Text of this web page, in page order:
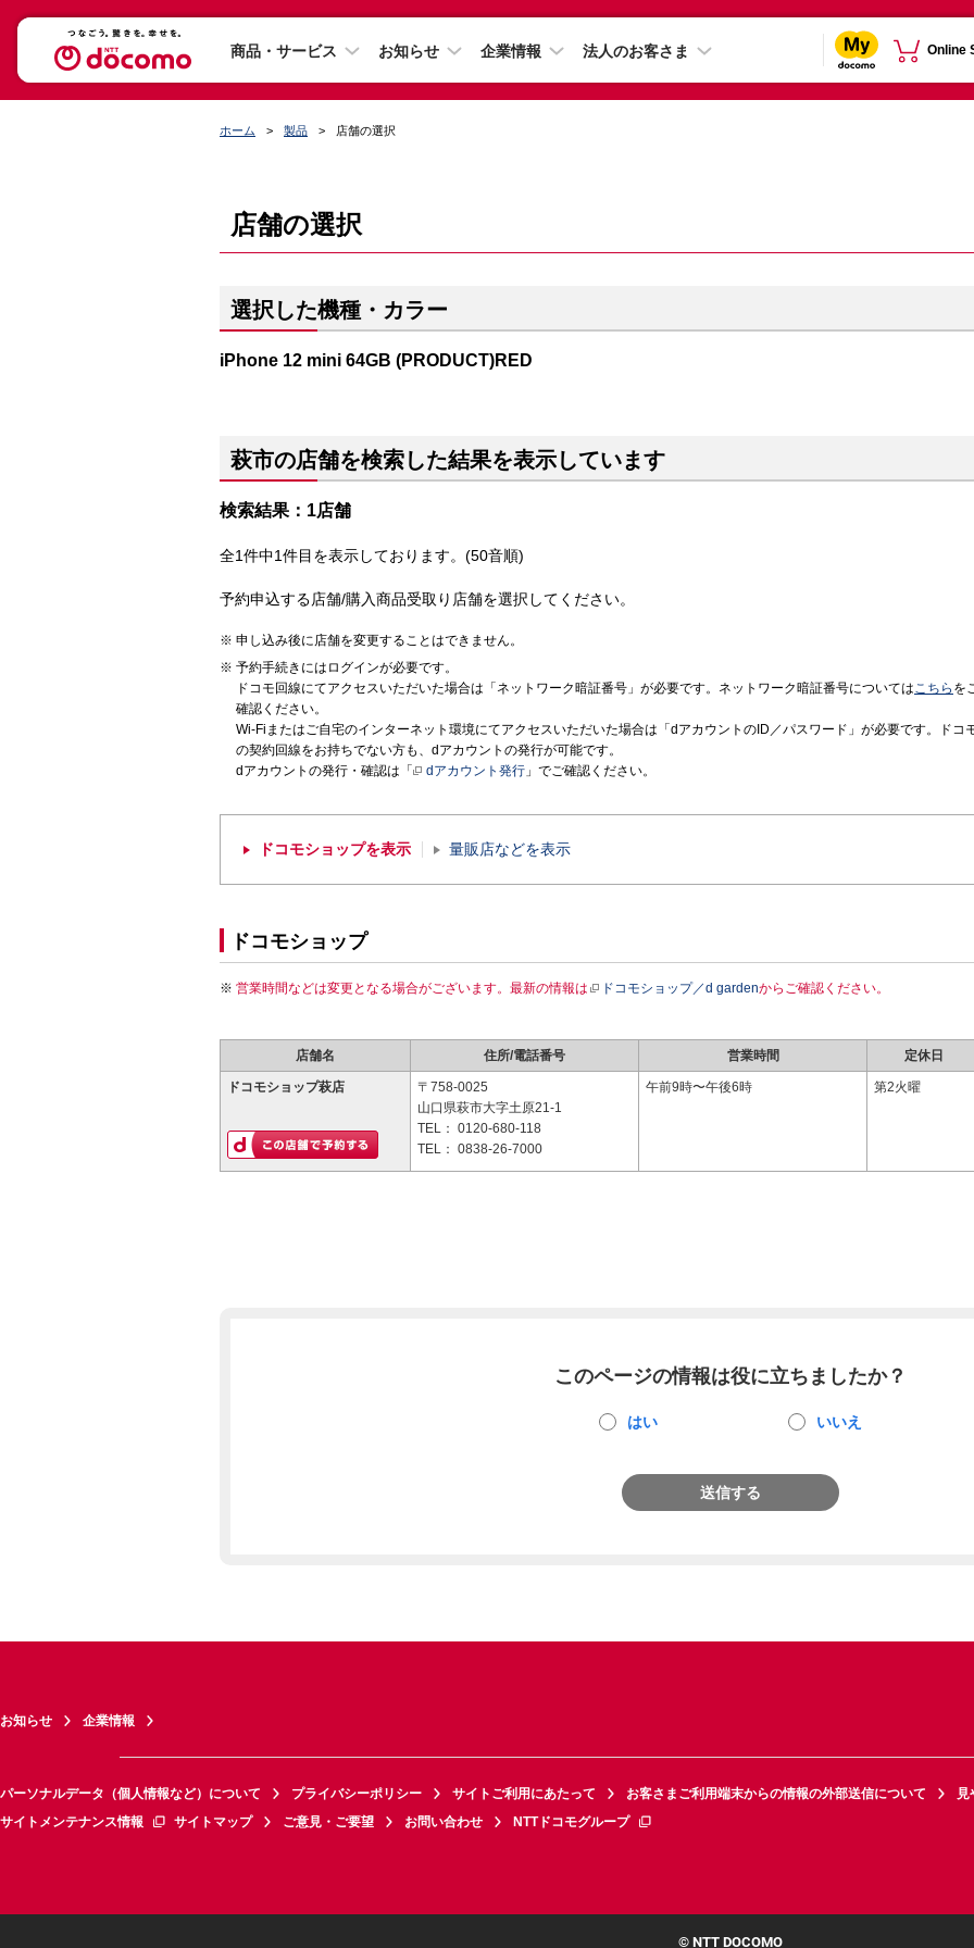
商品・サービス お知らせ 企業情報 法人のお客さま Online
ホーム 製品 店舗の選択
店舗の選択
選択した機種・カラー
iPhone 12 mini 64GB (PRODUCT)RED
萩市の店舗を検索した結果を表示しています
検索結果：1店舗
全1件中1件目を表示しております。(50音順)
予約申込する店舗/購入商品受取り店舗を選択してください。
申し込み後に店舗を変更することはできません。
予約手続きにはログインが必要です。
ドコモ回線にてアクセスいただいた場合は「ネットワーク暗証番号」が必要です。ネットワーク暗証番号についてはこちら を
確認ください。
Wi-Fiまたはご自宅のインターネット環境にてアクセスいただいた場合は「dアカウントのID／パスワード」が必要です。ドコ
の契約回線をお持ちでない方も、dアカウントの発行が可能です。
dアカウントの発行・確認は「
dアカウント発行 」でご確認ください。
ドコモショップを表示 量販店などを表示
ドコモショップ
営業時間などは変更となる場合がございます。最新の情報は ドコモショップ／d gardenからご確認ください。
店舗名 住所/電話番号 営業時間 定休日
ドコモショップ萩店
〒758-0025
山口県萩市大字土原21-1
TEL： 0120-680-118
TEL： 0838-26-7000
午前9時〜午後6時 第2火曜
このページの情報は役に立ちましたか？
はい いいえ
送信する
お知らせ 企業情報
パーソナルデータ（個人情報など）について プライバシーポリシー サイトご利用にあたって お客さまご利用端末からの情報の外部送信について
見
サイトメンテナンス情報
サイトマップ ご意見・ご要望 お問い合わせ NTTドコモグループ
© NTT DOCOMO